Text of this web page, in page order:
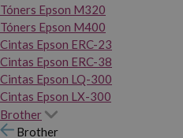
Tóners Epson M320
Tóners Epson M400
Cintas Epson ERC-23
Cintas Epson ERC-38
Cintas Epson LQ-300
Cintas Epson LX-300
Brother
Brother